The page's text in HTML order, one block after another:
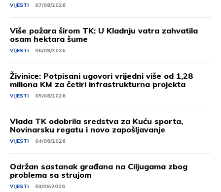
VIJESTI 07/08/2026
Više požara širom TK: U Kladnju vatra zahvatila
osam hektara šume
VIJESTI 06/08/2026
Živinice: Potpisani ugovori vrijedni više od 1,28
miliona KM za četiri infrastrukturna projekta
VIJESTI 05/08/2026
Vlada TK odobrila sredstva za Kuću sporta,
Novinarsku regatu i novo zapošljavanje
VIJESTI 04/08/2026
Održan sastanak građana na Ciljugama zbog
problema sa strujom
VIJESTI 03/08/2026